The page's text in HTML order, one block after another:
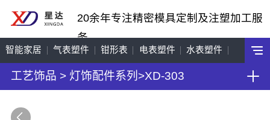
20余年专注精密模具定制及注塑加工服
务
智能家居 气表塑件 钳形表 电表塑件 水表塑件
工艺饰品 机车配件
工艺饰品 > 灯饰配件系列 >XD-303